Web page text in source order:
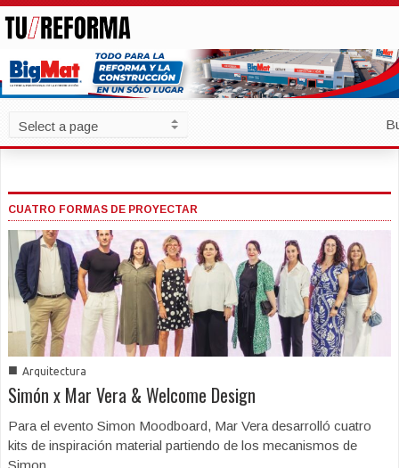
CUATRO FORMAS DE PROYECTAR
■ Arquitectura
Simón x Mar Vera & Welcome Design
Para el evento Simon Moodboard, Mar Vera desarrolló cuatro
kits de inspiración material partiendo de los mecanismos de
Simon ...